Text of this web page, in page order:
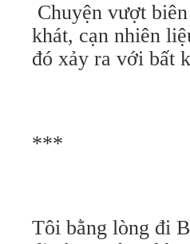
Chuyện vượt
khát, cạn nhiên
đó xảy ra với bất
***
Tôi bằng lòng đi